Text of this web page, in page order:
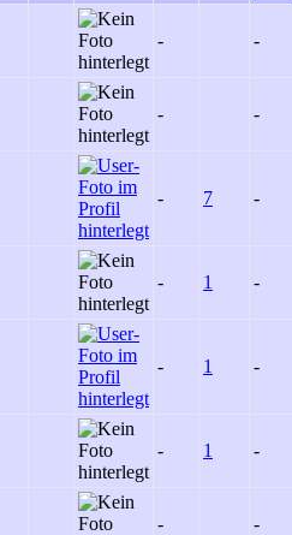
- -
- -
- 7 -
- 1 -
- 1 -
- 1 -
- -